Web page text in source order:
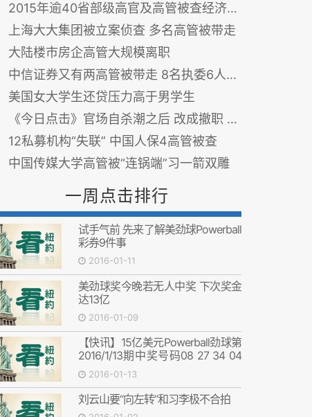
2015年逾40省部级高官及高管被查经济责任
上海大大集团被立案侦查 多名高管被带走
大陆楼市房企高管大规模离职
中信证券又有两高管被带走 8名执委6人被查
美国女大学生还贷压力高于男学生
《今日点击》官场自杀潮之后 改成撤职 辞职或离职
12私募机构“失联” 中国人保4高管被查
中国传媒大学高管被“连锅端”习一箭双雕
一周点击排行
试手气前 先来了解美劲球Powerball
彩券9件事
2016-01-11
美劲球奖今晚若无人中奖 下次奖金
达13亿
2016-01-09
【快讯】15亿美元Powerball劲球第
2016/1/13期中奖号码08 27 34 04
19及10
2016-01-13
刘云山要“向左转”和习李极不合拍